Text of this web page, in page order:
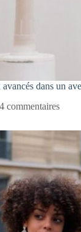
dans un
4 commentaires